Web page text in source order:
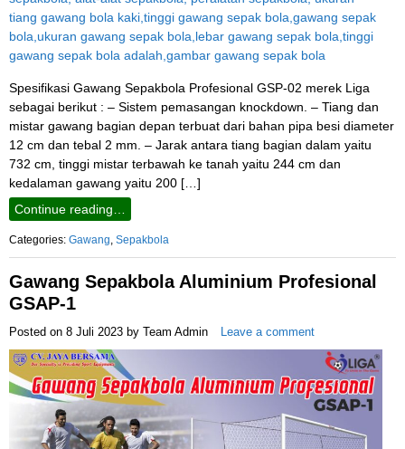
Spesifikasi Gawang Sepakbola Profesional GSP-02 merek Liga
sebagai berikut : – Sistem pemasangan knockdown. – Tiang dan
mistar gawang bagian depan terbuat dari bahan pipa besi diameter
12 cm dan tebal 2 mm. – Jarak antara tiang bagian dalam yaitu
732 cm, tinggi mistar terbawah ke tanah yaitu 244 cm dan
kedalaman gawang yaitu 200 […]
Continue reading…
Categories: Gawang Sepakbola
Gawang Sepakbola Aluminium Profesional
GSAP-1
Posted on 8 Juli 2023 by Team Admin Leave a comment